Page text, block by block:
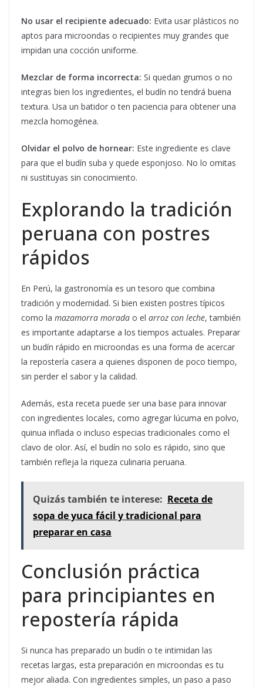
No usar el recipiente adecuado: Evita usar plásticos no
aptos para microondas o recipientes muy grandes que
impidan una cocción uniforme.
Mezclar de forma incorrecta: Si quedan grumos o no
integras bien los ingredientes, el budín no tendrá buena
textura. Usa un batidor o ten paciencia para obtener una
mezcla homogénea.
Olvidar el polvo de hornear: Este ingrediente es clave
para que el budín suba y quede esponjoso. No lo omitas
ni sustituyas sin conocimiento.
Explorando la tradición
peruana con postres
rápidos
En Perú, la gastronomía es un tesoro que combina
tradición y modernidad. Si bien existen postres típicos
como la mazamorra morada o el arroz con leche, también
es importante adaptarse a los tiempos actuales. Preparar
un budín rápido en microondas es una forma de acercar
la repostería casera a quienes disponen de poco tiempo,
sin perder el sabor y la calidad.
Además, esta receta puede ser una base para innovar
con ingredientes locales, como agregar lúcuma en polvo,
quinua inflada o incluso especias tradicionales como el
clavo de olor. Así, el budín no solo es rápido, sino que
también refleja la riqueza culinaria peruana.
Quizás también te interese: Receta de
sopa de yuca fácil y tradicional para
preparar en casa
Conclusión práctica
para principiantes en
repostería rápida
Si nunca has preparado un budín o te intimidan las
recetas largas, esta preparación en microondas es tu
mejor aliada. Con ingredientes simples, un paso a paso